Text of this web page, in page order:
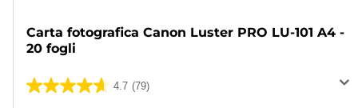
Carta fotografica Canon Luster PRO LU-101 A4 -
20 fogli
4.7 (79)
4.7